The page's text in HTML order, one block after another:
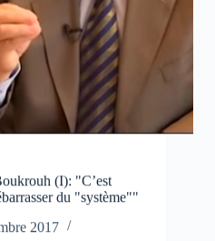
(I): "C’est
du "système""
2017